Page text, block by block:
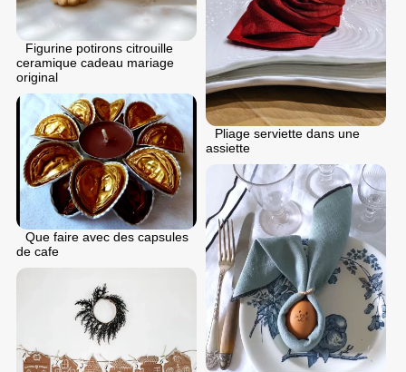
Figurine potirons citrouille
ceramique cadeau mariage
original
Pliage serviette dans une
assiette
Que faire avec des capsules
de cafe